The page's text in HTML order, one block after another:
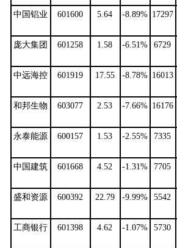
中国铝业 601600 5.64 -8.89% 17297
庞大集团 601258 1.58 -6.51% 6729
中远海控 601919 17.55 -8.78% 16013
和邦生物 603077 2.53 -7.66% 16176
永泰能源 600157 1.53 -2.55% 7335
中国建筑 601668 4.52 -1.31% 7705
盛和资源 600392 22.79 -9.99% 5542
工商银行 601398 4.62 -1.07% 5730